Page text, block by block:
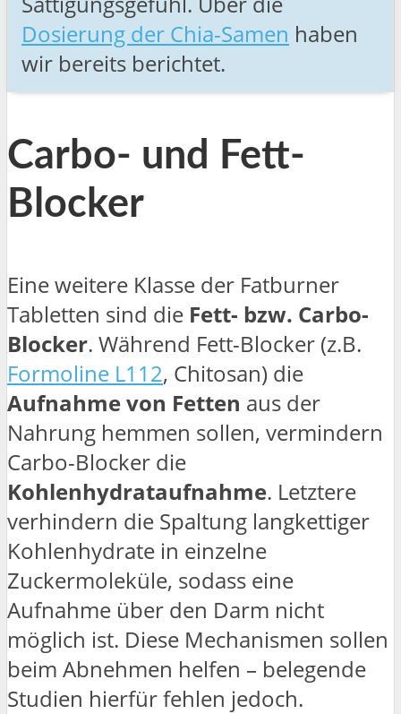
Dosierung der Chia-Samen haben
wir bereits berichtet.
Carbo- und Fett-
Blocker
Eine weitere Klasse der Fatburner
Tabletten sind die Fett- bzw. Carbo-
Blocker. Während Fett-Blocker (z.B.
Formoline L112, Chitosan) die
Aufnahme von Fetten aus der
Nahrung hemmen sollen, vermindern
Carbo-Blocker die
Kohlenhydrataufnahme. Letztere
verhindern die Spaltung langkettiger
Kohlenhydrate in einzelne
Zuckermoleküle, sodass eine
Aufnahme über den Darm nicht
möglich ist. Diese Mechanismen sollen
beim Abnehmen helfen – belegende
Studien hierfür fehlen jedoch.